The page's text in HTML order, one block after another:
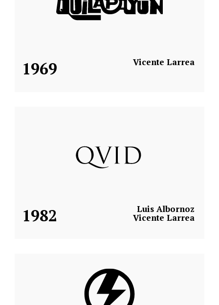
1969 Vicente Larrea
1982 Luis Albornoz
Vicente Larrea